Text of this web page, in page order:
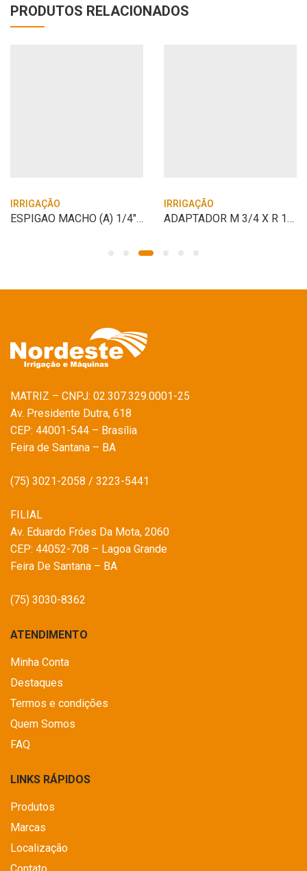
PRODUTOS RELACIONADOS
IRRIGAÇÃO
ESPIGAO MACHO (A) 1/4″ ESCAMA 1/4″VONDER
IRRIGAÇÃO
ADAPTADOR M 3/4 X R 1/2
MATRIZ – CNPJ: 02.307.329.0001-25
Av. Presidente Dutra, 618
CEP: 44001-544 – Brasília
Feira de Santana – BA
(75) 3021-2058 / 3223-5441
FILIAL
Av. Eduardo Fróes Da Mota, 2060
CEP: 44052-708 – Lagoa Grande
Feira De Santana – BA
(75) 3030-8362
ATENDIMENTO
Minha Conta
Destaques
Termos e condições
Quem Somos
FAQ
LINKS RÁPIDOS
Produtos
Marcas
Localização